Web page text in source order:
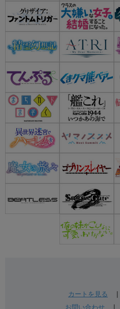
カートを見る
お問い合わせ|